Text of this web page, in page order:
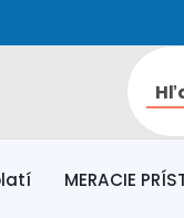
MERACIE